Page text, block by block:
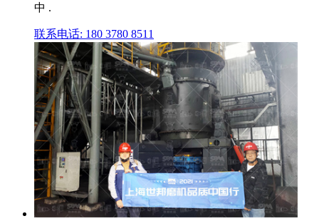
中 .
联系电话: 180 3780 8511